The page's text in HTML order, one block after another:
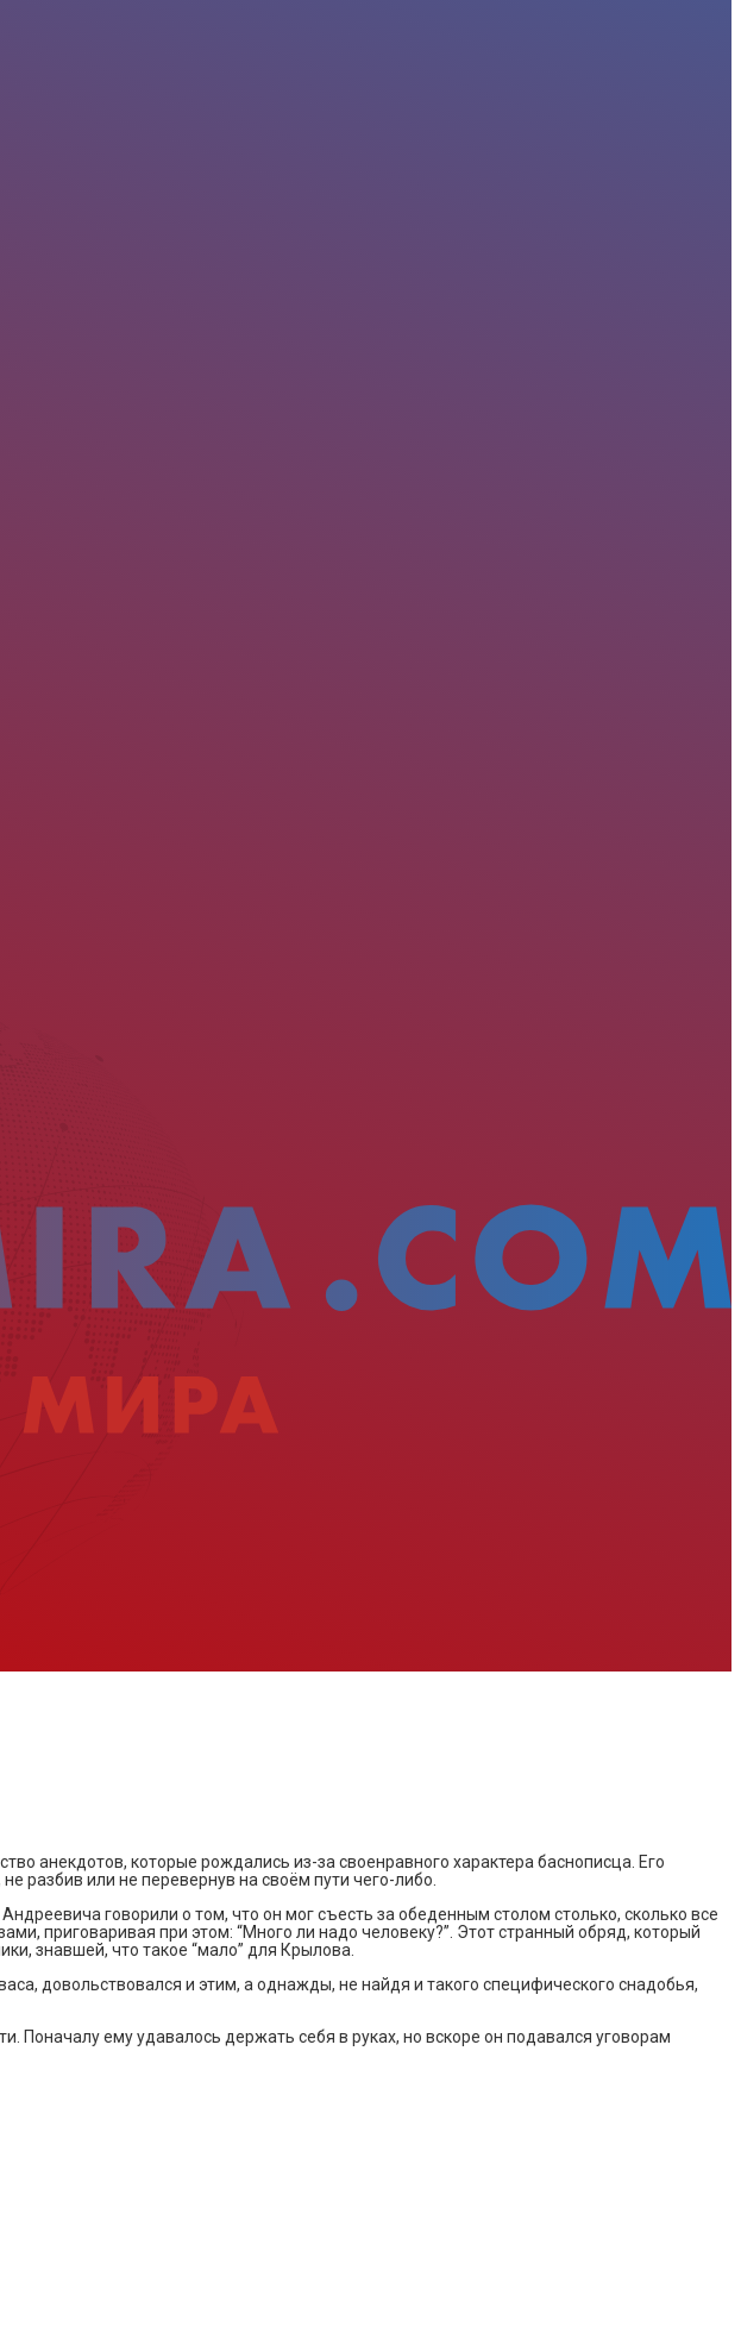
анекдотов, которые рождались из-за своенравного характера баснописца. Его
разбив или не перевернув на своём пути чего-либо.
говорили о том, что он мог съесть за обеденным столом столько, сколько все
приговаривая при этом: “Много ли надо человеку?”. Этот странный обряд, который
знавшей, что такое “мало” для Крылова.
довольствовался и этим, а однажды, не найдя и такого специфического снадобья,
Поначалу ему удавалось держать себя в руках, но вскоре он подавался уговорам